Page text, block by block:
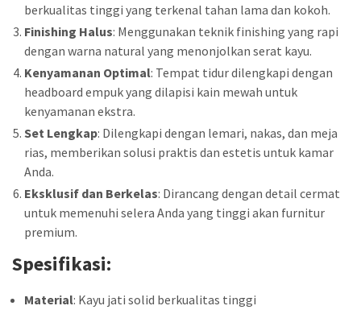
berkualitas tinggi yang terkenal tahan lama dan kokoh.
Finishing Halus: Menggunakan teknik finishing yang rapi
dengan warna natural yang menonjolkan serat kayu.
Kenyamanan Optimal: Tempat tidur dilengkapi dengan
headboard empuk yang dilapisi kain mewah untuk
kenyamanan ekstra.
Set Lengkap: Dilengkapi dengan lemari, nakas, dan meja
rias, memberikan solusi praktis dan estetis untuk kamar
Anda.
Eksklusif dan Berkelas: Dirancang dengan detail cermat
untuk memenuhi selera Anda yang tinggi akan furnitur
premium.
Spesifikasi:
Material: Kayu jati solid berkualitas tinggi